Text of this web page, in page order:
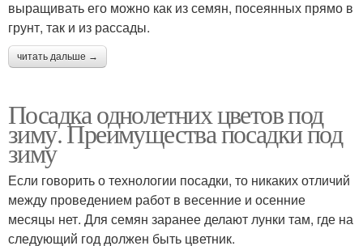
выращивать его можно как из семян, посеянных прямо в
грунт, так и из рассады.
читать дальше →
Посадка однолетних цветов под
зиму. Преимущества посадки под
зиму
Если говорить о технологии посадки, то никаких отличий
между проведением работ в весенние и осенние
месяцы нет. Для семян заранее делают лунки там, где на
следующий год должен быть цветник.